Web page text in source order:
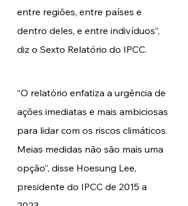
entre regiões, entre países e
dentro deles, e entre indivíduos”,
diz o Sexto Relatório do IPCC.
“O relatório enfatiza a urgência de
ações imediatas e mais ambiciosas
para lidar com os riscos climáticos.
Meias medidas não são mais uma
opção”, disse Hoesung Lee,
presidente do IPCC de 2015 a